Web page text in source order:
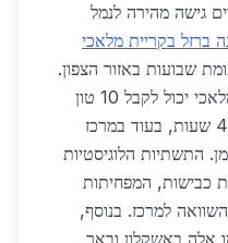
המאפשרים גישה מהירה לנמל
ברזל בקריית מלאכי
שבועות באזור הצפון.
לדוגמה, פרויקט בנייה בקריית מלאכי יכול לקבל 10 טון
פלדה עמידה בפני חלודה תוך 48 שעות, בעוד במרכז
התשתיות הלוגיסטיות
כבישות, המפחיתות
הובלה ב-20%-30% בהשוואה למרכז. בנוסף,
אלה באשקלון ובאר